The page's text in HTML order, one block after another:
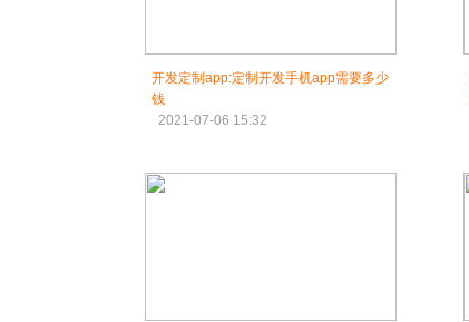
开发定制app:定制开发手机app需要多少
钱
2021-07-06 15:32